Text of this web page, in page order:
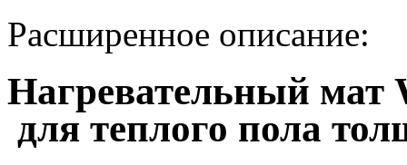
Расширенное описание:
Нагревательный мат
для теплого пола